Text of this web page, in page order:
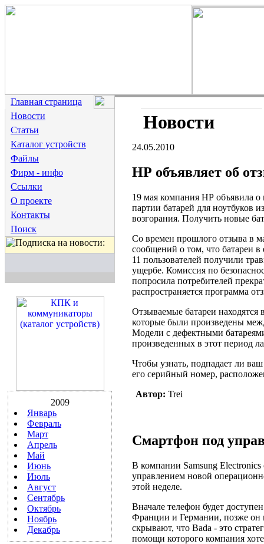
Главная страница
Новости
Статьи
Каталог устройств
Файлы
Фирм - инфо
Ссылки
О проекте
Контакты
Поиск
2009
Январь
Февраль
Март
Апрель
Май
Июнь
Июль
Август
Сентябрь
Октябрь
Ноябрь
Декабрь
Новости
24.05.2010
НР объявляет об
19 мая компания НР объявила о
партии батарей для ноутбуков
возгорания. Получить новые
Со времен прошлого отзыва в
сообщений о том, что батареи в
11 пользователей получили
ущербе. Комиссия по
попросила потребителей
распространяется программа
Отзываемые батареи находятся
которые были произведены
Модели с дефектными
произведенных в этот период
Чтобы узнать, подпадает ли
его серийный номер,
Автор: Trei
Смартфон под
В компании Samsung
управлением новой
этой неделе.
Вначале телефон будет
Франции и Германии, позже он
скрывают, что Bada - это
помощи которого компания